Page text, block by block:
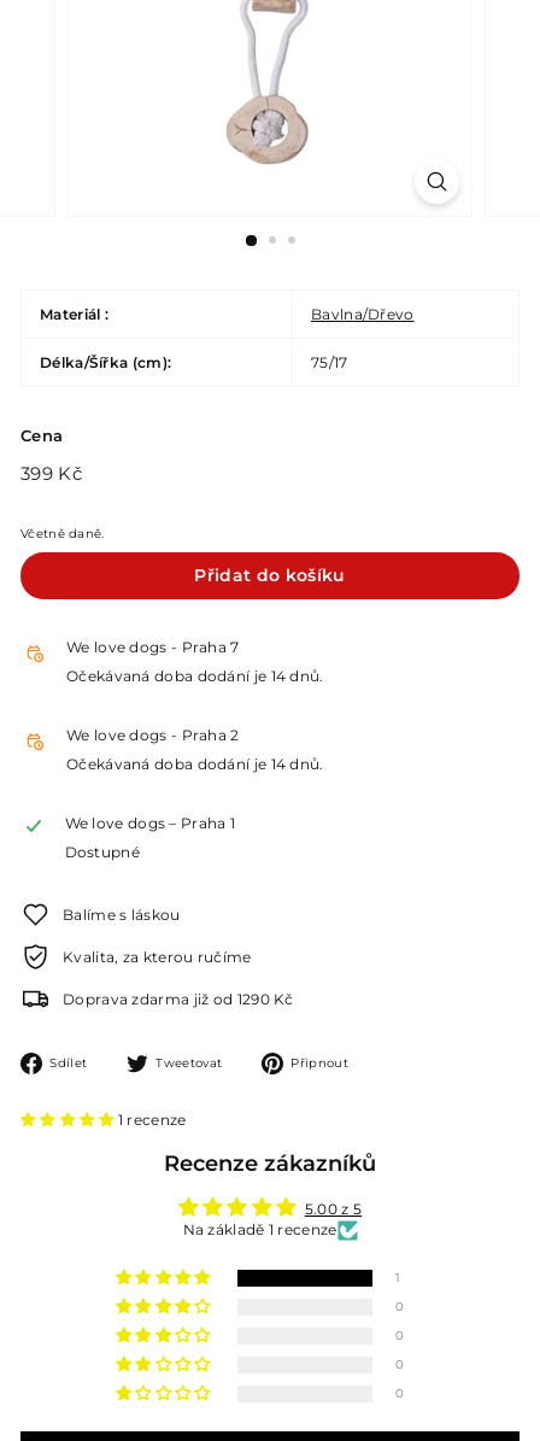
Materiál : Bavlna/Dřevo
Délka/Šířka (cm): 75/17
Cena
Běžná
399 Kč399
Včetně daně.
Přidat do košíku
We love dogs - Praha 7
Očekávaná doba dodání je 14 dnů.
We love dogs - Praha 2
Očekávaná doba dodání je 14 dnů.
We love dogs – Praha 1
Dostupné
Balíme s láskou
Kvalita, za kterou ručíme
Doprava zdarma již od 1290 Kč
Sdílet
Sdílet
Tweetovat
TweetovatPřipnout
1 recenze
Recenze zákazníků
5.00 z 5
Na základě 1 recenze
1
0
0
0
0